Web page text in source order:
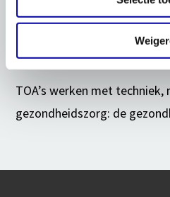
gaat de TOA 1 dag per
TOA’s werken met techniek,
gezondheidszorg: de